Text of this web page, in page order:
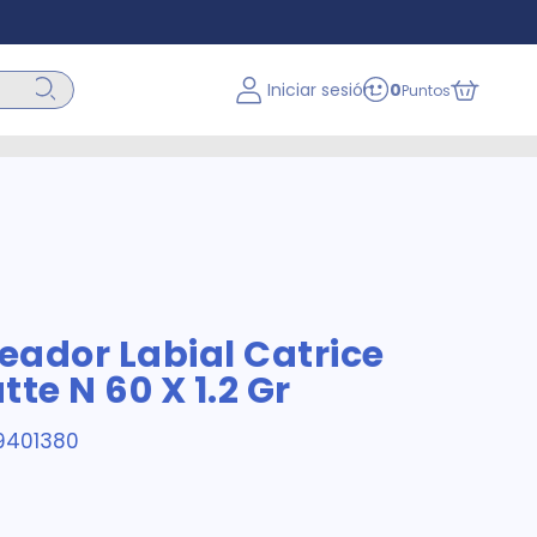
Iniciar sesión 0Puntos
Labial Catrice
N 60 X 1.2 Gr